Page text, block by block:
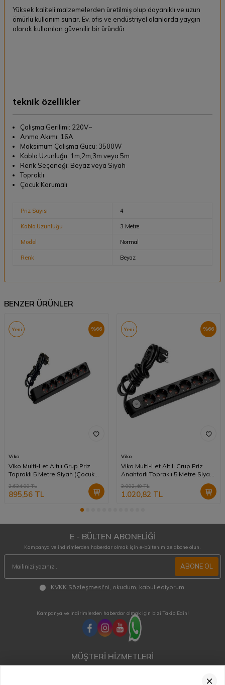
Yüksek kaliteli malzemelerden üretilmiş olup dayanıklı ve uzun
ömürlü kullanım sunar. Ev, ofis ve endüstriyel alanlarda yaygın
olarak kullanılan güvenilir bir üründür.
teknik özellikler
Çalışma Gerilimi: 220V~
Anma Akımı: 16A
Maksimum Çalışma Gücü: 3500W
Kablo Uzunluğu: 1m,2m,3m veya 5m
Renk Seçeneği: Beyaz veya Siyah
Topraklı
Çocuk Korumalı
Priz Sayısı 4
Kablo Uzunluğu 3 Metre
Model Normal
Renk Beyaz
BENZER ÜRÜNLER
%66
Yeni
Viko
Viko Multi-Let Altılı Grup Priz
Topraklı 5 Metre Siyah (Çocuk
2.634,00TL
895,56 TL
%66
Yeni
Viko
Viko Multi-Let Altılı Grup Priz
Anahtarlı Topraklı 5 Metre Siyah
3.002,40TL
1.020,82 TL
E - BÜLTEN ABONELİĞİ
Kampanya ve indirimlerden haberdar olmak için e-bültenimize abone olun.
ABONE OL
KVKK Sözleşmesi'ni , okudum, kabul ediyorum.
Kampanya ve indirimlerden haberdar olmak için bizi Takip Edin!
MÜŞTERİ HİZMETLERİ
Hafta içi 08:00 - 18:00 / Cumartesi 08:00 - 13:00 arası merak ettiğiniz tüm sorular ve